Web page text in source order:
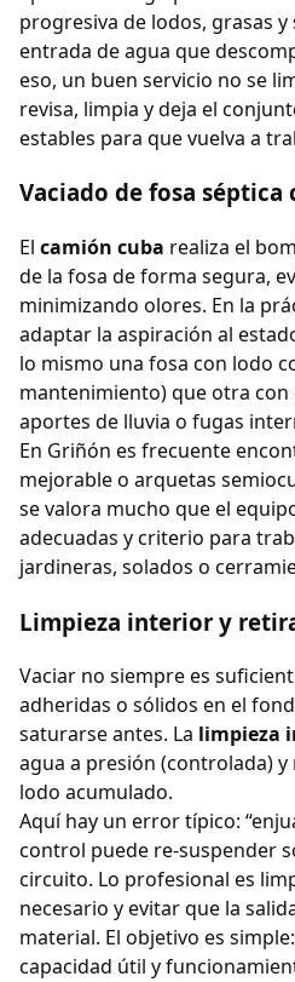
progresiva de lodos, grasas y
entrada de agua que
eso, un buen servicio no se
revisa, limpia y deja el
estables para que vuelva a
Vaciado de fosa séptica
El camión cuba realiza el
de la fosa de forma segura,
minimizando olores. En la
adaptar la aspiración al
lo mismo una fosa con lodo
mantenimiento) que otra
aportes de lluvia o fugas
En Griñón es frecuente
mejorable o arquetas
se valora mucho que el
adecuadas y criterio para
jardineras, solados o
Limpieza interior y
Vaciar no siempre es
adheridas o sólidos en el
saturarse antes. La limpieza
agua a presión (controlada)
lodo acumulado.
Aquí hay un error típico:
control puede re-suspender
circuito. Lo profesional es
necesario y evitar que la
material. El objetivo es
capacidad útil y